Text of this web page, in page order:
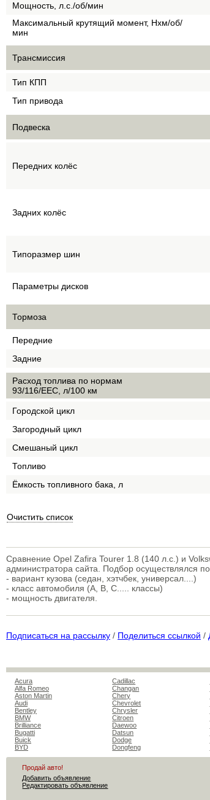
Мощность, л.с./об/мин
Максимальный крутящий момент, Нхм/об/
мин
Трансмиссия
Тип КПП
Тип привода
Подвеска
Передних колёс
Задних колёс
Типоразмер шин
Параметры дисков
Тормоза
Передние
Задние
Расход топлива по нормам
93/116/EEC, л/100 км
Городской цикл
Загородный цикл
Смешаный цикл
Топливо
Ёмкость топливного бака, л
Очистить список
Сравнение Opel Zafira Tourer 1.8 (140 л.с.) и
администратора сайта. Подбор осуществлялся
- вариант кузова (седан, хэтчбек, универсал....)
- класс автомобиля (A, B, C..... классы)
- мощность двигателя.
Подписаться на рассылку / Поделиться ссылкой /
Acura
Alfa Romeo
Aston Martin
Audi
Bentley
BMW
Brilliance
Bugatti
Buick
BYD
Cadillac
Changan
Chery
Chevrolet
Chrysler
Citroen
Daewoo
Datsun
Dodge
Dongfeng
Продай авто!
Добавить объявление
Редактировать объявление